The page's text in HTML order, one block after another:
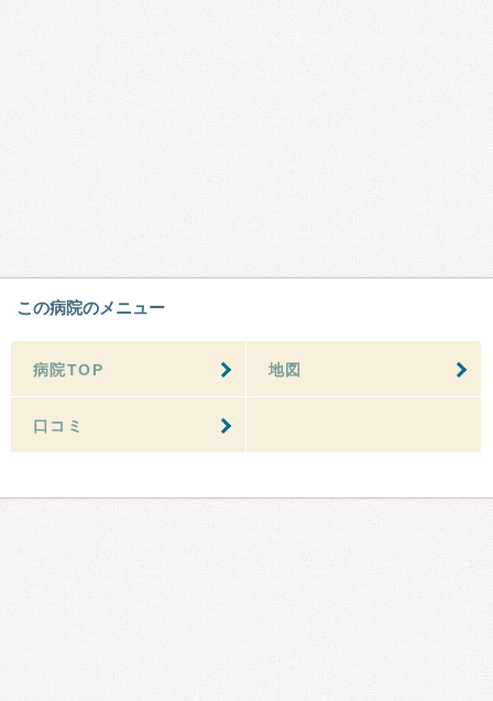
この病院のメニュー
病院TOP 地図
口コミ